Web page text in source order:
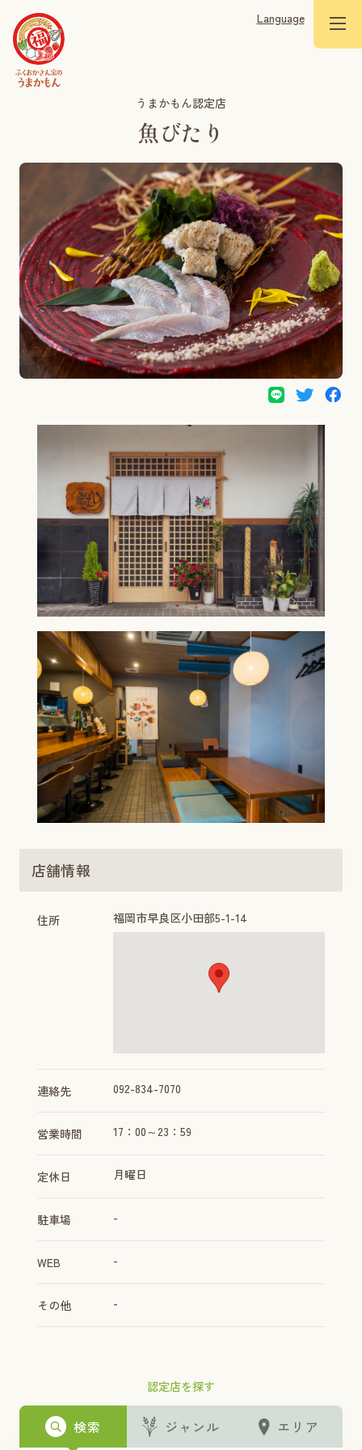
Language
うまかもん認定店
魚びたり
認定店を探す
検索 ジャンル エリア
店舗情報
住所 福岡市早良区小田部5-1-14
連絡先 092-834-7070
営業時間 17：00～23：59
定休日 月曜日
駐車場 -
WEB -
その他 -